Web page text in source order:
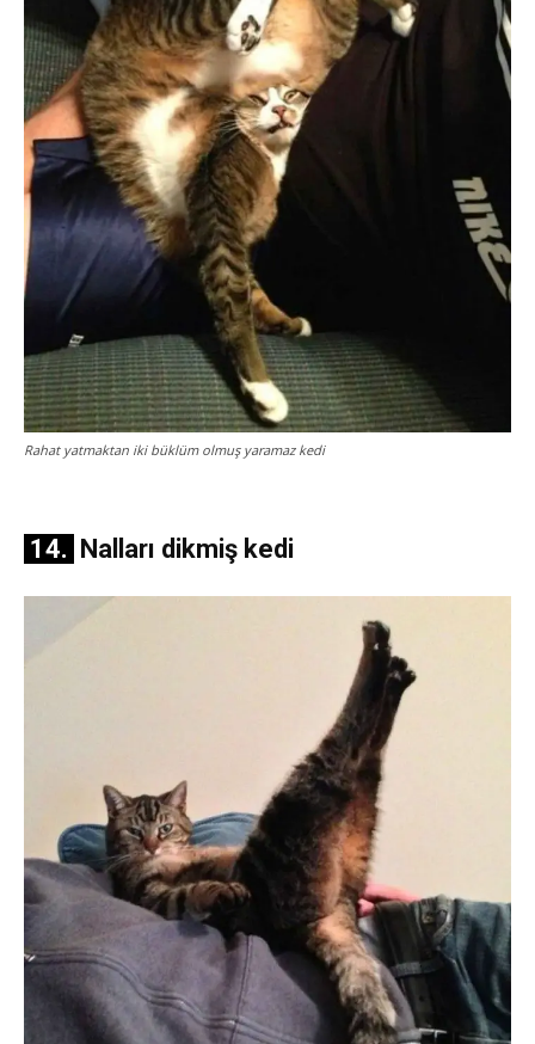
Rahat yatmaktan iki büklüm olmuş yaramaz kedi
14. Nalları dikmiş kedi